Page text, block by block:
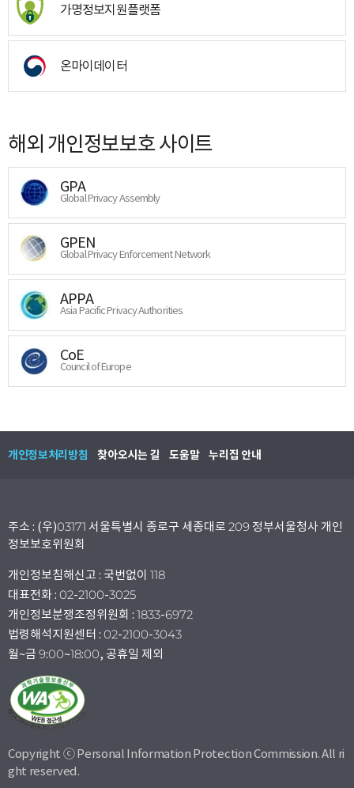
가명정보지원플랫폼
온마이데이터
해외 개인정보보호 사이트
GPA
Global Privacy Assembly
GPEN
Global Privacy Enforcement Network
APPA
Asia Pacific Privacy Authorities
CoE
Council of Europe
개인정보처리방침 찾아오시는 길 도움말 누리집 안내
주소 : (우)03171 서울특별시 종로구 세종대로 209 정부서울청사 개인
정보보호위원회
개인정보침해신고 : 국번없이 118
대표전화 : 02-2100-3025
개인정보분쟁조정위원회 : 1833-6972
법령해석지원센터 : 02-2100-3043
월~금 9:00~18:00, 공휴일 제외
Copyright ⓒ Personal Information Protection Commission. All ri
ght reserved.